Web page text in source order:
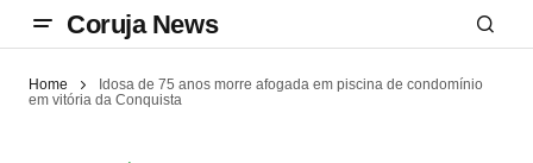
Coruja News
Home
Idosa de 75 anos morre afogada em piscina de condomínio
em vitória da Conquista